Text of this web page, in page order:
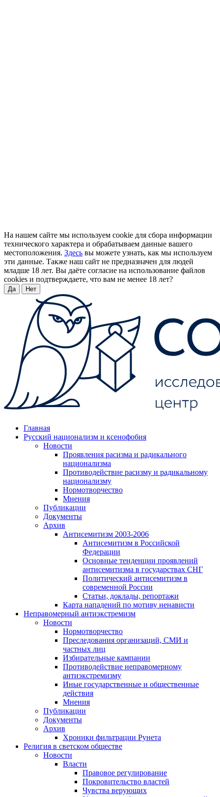
На нашем сайте мы используем cookie для сбора информации
технического характера и обрабатываем данные вашего
местоположения. Здесь вы можете узнать, как мы используем
эти данные. Также наш сайт не предназначен для людей
младше 18 лет. Вы даёте согласие на использование файлов
cookies и подтверждаете, что вам не менее 18 лет?
Да Нет
Главная
Русский национализм и ксенофобия
Новости
Проявления расизма и радикального
национализма
Противодействие расизму и радикальному
национализму
Нормотворчество
Мнения
Публикации
Документы
Архив
Антисемитизм 2003-2006
Антисемитизм в Российской
Федерации
Основные тенденции проявлений
антисемитизма в государствах СНГ
Политический антисемитизм в
современной России
Статьи, доклады, репортажи
Карта нападений по мотиву ненависти
Неправомерный антиэкстремизм
Новости
Нормотворчество
Преследования организаций, СМИ и
частных лиц
Избирательные кампании
Противодействие неправомерному
антиэкстремизму
Иные государственные и общественные
действия
Мнения
Публикации
Документы
Архив
Хроники фильтрации Рунета
Религия в светском обществе
Новости
Власти
Правовое регулирование
Покровительство властей
Чувства верующих